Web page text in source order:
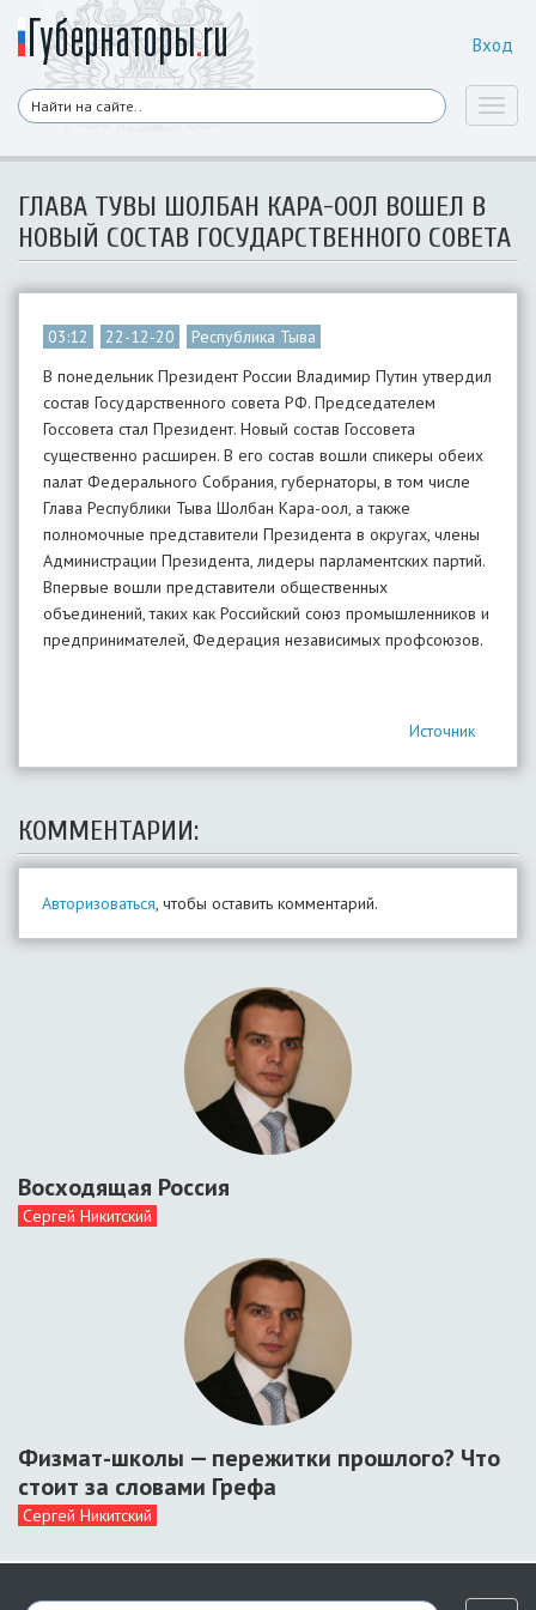
Вход
ГЛАВА ТУВЫ ШОЛБАН КАРА-ООЛ ВОШЕЛ В
НОВЫЙ СОСТАВ ГОСУДАРСТВЕННОГО СОВЕТА
03:12 22-12-20
Республика Тыва
В понедельник Президент России Владимир Путин утвердил
состав Государственного совета РФ. Председателем
Госсовета стал Президент. Новый состав Госсовета
существенно расширен. В его состав вошли спикеры обеих
палат Федерального Собрания, губернаторы, в том числе
Глава Республики Тыва Шолбан Кара-оол, а также
полномочные представители Президента в округах, члены
Администрации Президента, лидеры парламентских партий.
Впервые вошли представители общественных
объединений, таких как Российский союз промышленников и
предпринимателей, Федерация независимых профсоюзов.
Источник
КОММЕНТАРИИ:
Авторизоваться, чтобы оставить комментарий.
Восходящая Россия
Сергей Никитский
Физмат-школы — пережитки прошлого? Что
стоит за словами Грефа
Сергей Никитский